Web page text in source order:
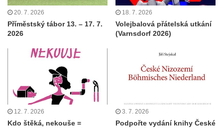
20. 7. 2026
Příměstský tábor 13. – 17. 7.
2026
18. 7. 2026
Volejbalová přátelská utkání
(Varnsdorf 2026)
12. 7. 2026
Kdo štěká, nekouše =
3. 7. 2026
Podpořte vydání knihy České